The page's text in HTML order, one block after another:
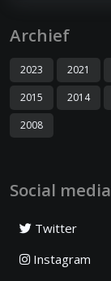
Archief
2023 2021
2015
2014
2008
Social media
Twitter
Instagram